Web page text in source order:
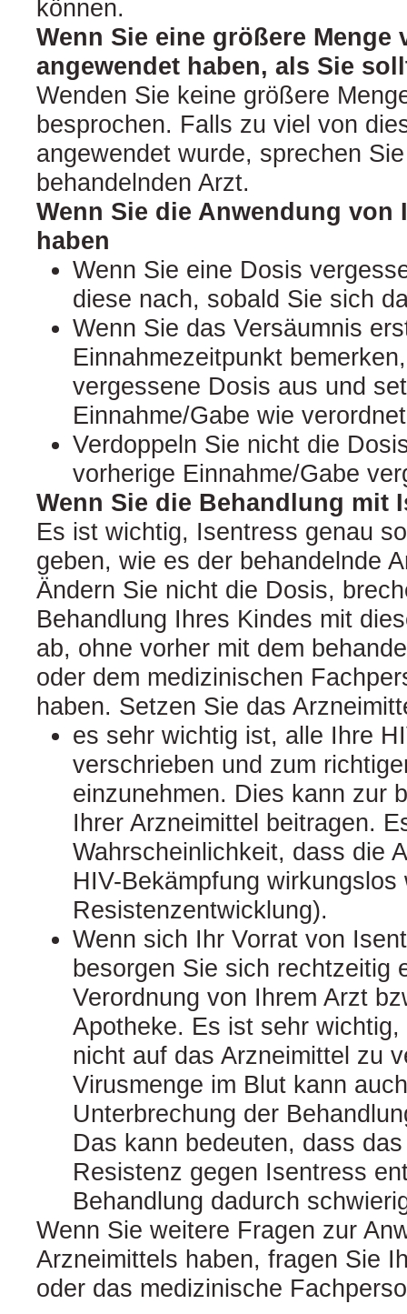
können.
Wenn Sie eine größere Menge
angewendet haben, als Sie
Wenden Sie keine größere
besprochen. Falls zu viel von
angewendet wurde, sprechen
behandelnden Arzt.
Wenn Sie die Anwendung von
haben
Wenn Sie eine Dosis
diese nach, sobald Sie sich
Wenn Sie das Versäumnis
Einnahmezeitpunkt
vergessene Dosis aus und
Einnahme/Gabe wie
Verdoppeln Sie nicht die
vorherige Einnahme/Gabe
Wenn Sie die Behandlung mit
Es ist wichtig, Isentress genau
geben, wie es der behandelnde
Ändern Sie nicht die Dosis,
Behandlung Ihres Kindes mit
ab, ohne vorher mit dem
oder dem medizinischen
haben. Setzen Sie das
es sehr wichtig ist, alle Ihre
verschrieben und zum
einzunehmen. Dies kann zur
Ihrer Arzneimittel beitragen.
Wahrscheinlichkeit, dass die
HIV-Bekämpfung wirkungslos
Resistenzentwicklung).
Wenn sich Ihr Vorrat von
besorgen Sie sich rechtzeitig
Verordnung von Ihrem Arzt
Apotheke. Es ist sehr
nicht auf das Arzneimittel zu
Virusmenge im Blut kann
Unterbrechung der
Das kann bedeuten, dass
Resistenz gegen Isentress
Behandlung dadurch
Wenn Sie weitere Fragen zur
Arzneimittels haben, fragen Sie
oder das medizinische